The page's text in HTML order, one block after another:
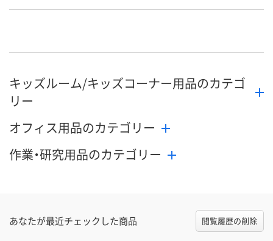
キッズルーム/キッズコーナー用品のカテゴ
リー
オフィス用品のカテゴリー
作業・研究用品のカテゴリー
あなたが最近チェックした商品 閲覧履歴の削除